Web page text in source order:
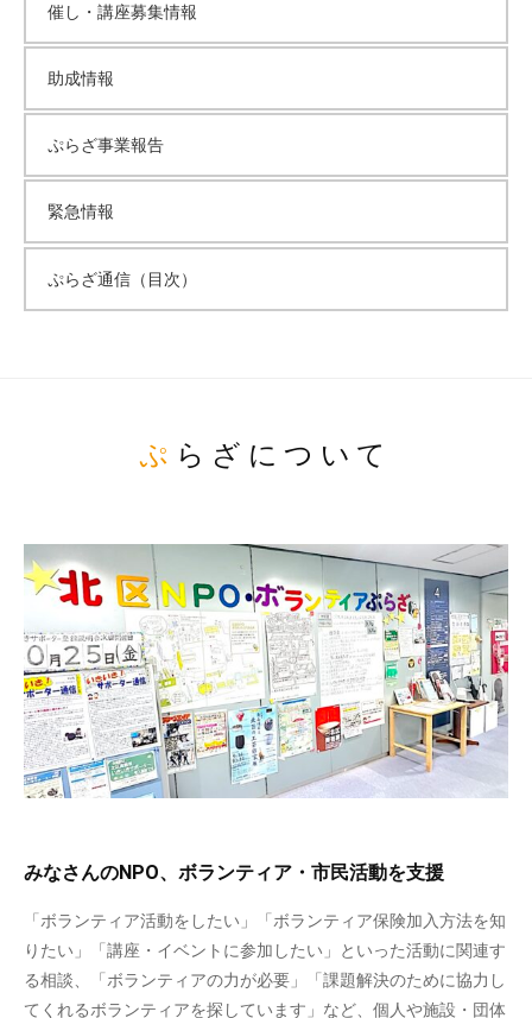
催し・講座募集情報
助成情報
ぷらざ事業報告
緊急情報
ぷらざ通信（目次）
ぷらざについて
みなさんのNPO、ボランティア・市民活動を支援
「ボランティア活動をしたい」「ボランティア保険加入方法を知
りたい」「講座・イベントに参加したい」といった活動に関連す
る相談、「ボランティアの力が必要」「課題解決のために協力し
てくれるボランティアを探しています」など、個人や施設・団体